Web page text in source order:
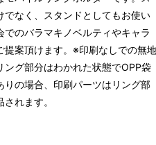
でなく、スタンドとしてもお使い
のバラマキノベルティやキャラ
提案頂けます。※印刷なしでの無地
グ部分はわかれた状態でOPP袋
りの場合、印刷パーツはリング部
れます。